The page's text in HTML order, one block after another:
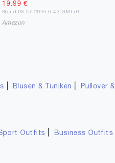
19.99 €
Stand 03.07.2026 6:43 GMT+0
Amazon
Blusen & Tuniken
Pullover &
Outfits Business Outfits